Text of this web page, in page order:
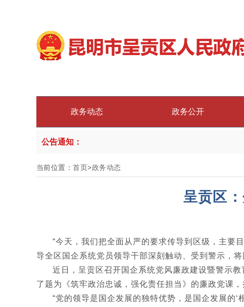
政务动态 政务公开
公告通知：
当前位置：首页>政务动态
呈贡区
“今天，我们把全面从严的要求传导到区级，主要
导全区国企系统党员领导干部深刻触动、受到警示，
近日，呈贡区召开国企系统党风廉政建设暨警示
了题为《筑牢政治忠诚，强化责任担当》的廉政党课
“党的领导是国企发展的独特优势，是国企发展的‘